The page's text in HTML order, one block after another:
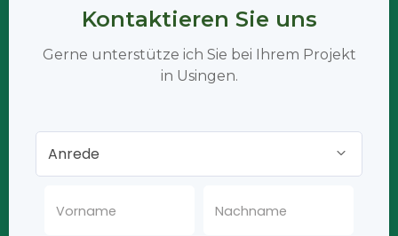
Kontaktieren Sie uns
Gerne unterstütze ich Sie bei Ihrem Projekt
in Usingen.